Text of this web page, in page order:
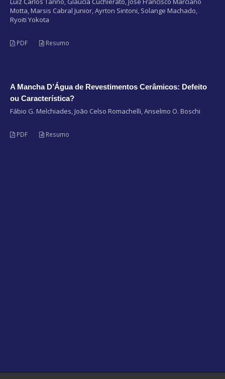
Motta, Marsis Cabral Junior, Ayrton Sintoni, Solange Machado,
Ryoiti Yokota
PDF Resumo
A Mancha D’Água de Revestimentos Cerâmicos: Defeito
ou Característica?
Fábio G. Melchiades, João Celso Romachelli, Anselmo O. Boschi
PDF Resumo